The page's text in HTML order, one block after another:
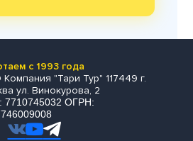
с 1993 года
"Тари Тур" 117449 г.
ул. Винокурова, 2
7710745032 ОГРН: